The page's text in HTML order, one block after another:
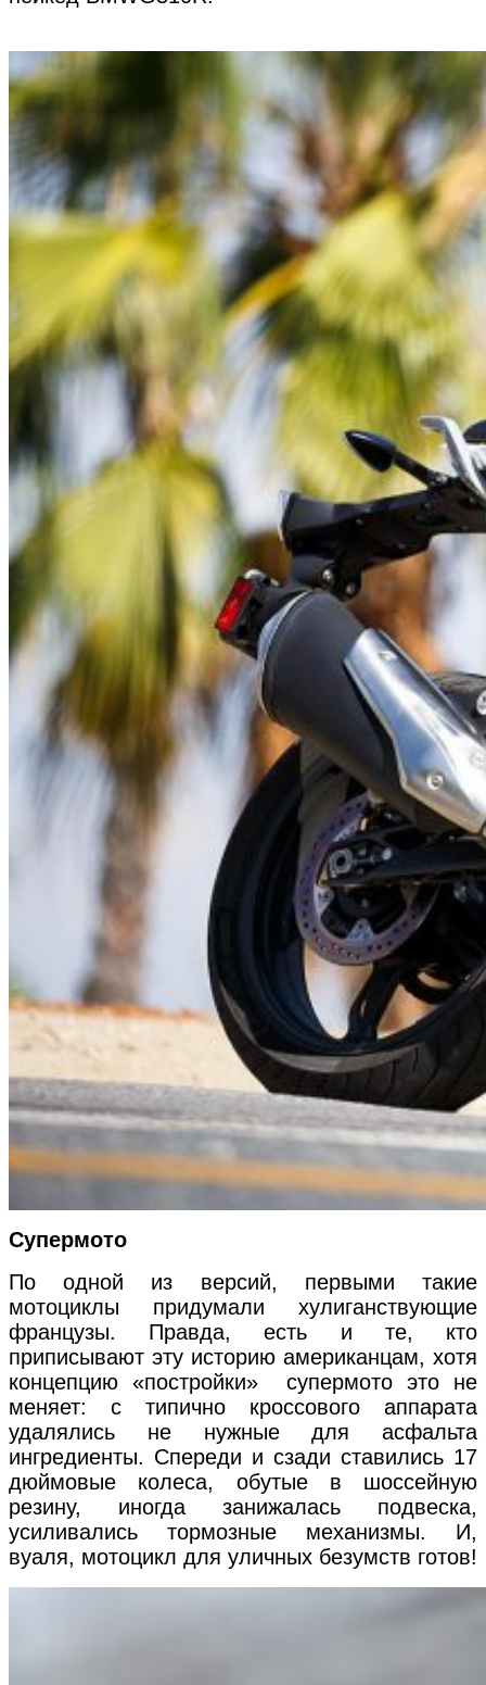
Супермото
По одной из версий, первыми такие
мотоциклы придумали хулиганствующие
французы. Правда, есть и те, кто
приписывают эту историю американцам, хотя
концепцию «постройки» супермото это не
меняет: с типично кроссового аппарата
удалялись не нужные для асфальта
ингредиенты. Спереди и сзади ставились 17
дюймовые колеса, обутые в шоссейную
резину, иногда занижалась подвеска,
усиливались тормозные механизмы. И,
вуаля, мотоцикл для уличных безумств готов!